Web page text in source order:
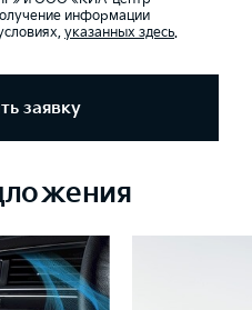
информации
указанных здесь.
заявку